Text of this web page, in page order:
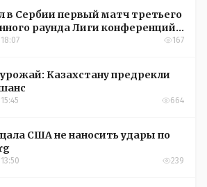
в Сербии первый матч третьего
раунда Лиги конференций
167
Казахстану предрекли
664
США не наносить удары по
239